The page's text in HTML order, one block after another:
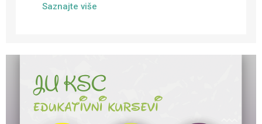
Saznajte više